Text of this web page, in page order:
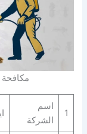
1
اسم
الشركة